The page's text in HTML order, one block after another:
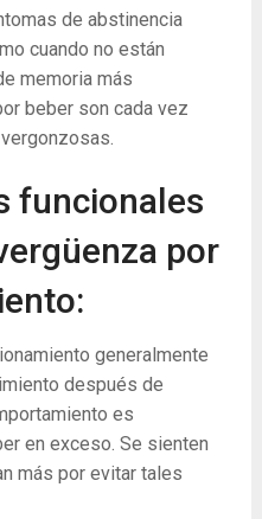
de abstinencia
cuando no están
memoria más
beber son cada vez
funcionales
por
generalmente
después de
es
en exceso. Se sienten
más por evitar tales